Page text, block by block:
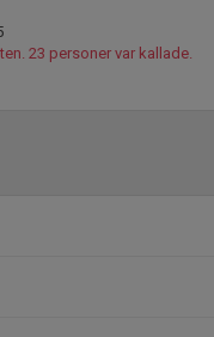
23 personer var kallade.